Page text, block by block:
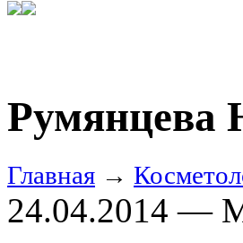
Румянцева
Главная →
24.04.2014 —